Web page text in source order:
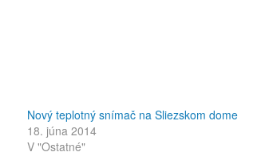
Nový teplotný snímač na Sliezskom dome
18. júna 2014
V "Ostatné"